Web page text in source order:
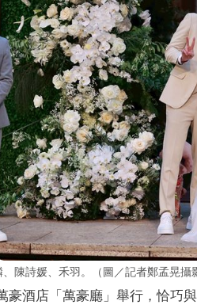
、陳詩媛、禾羽。（圖／記者鄭孟晃攝
豪酒店「萬豪廳」舉行，恰巧